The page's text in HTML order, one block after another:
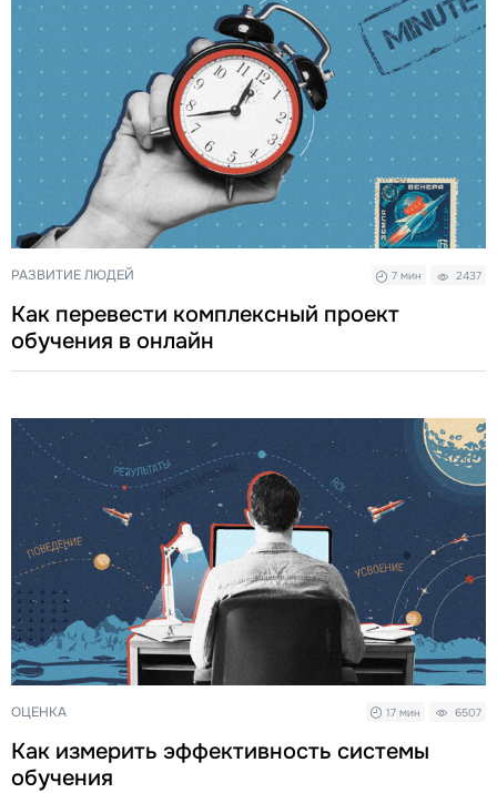
РАЗВИТИЕ ЛЮДЕЙ 7 мин 2437
Как перевести комплексный проект
обучения в онлайн
ОЦЕНКА 17 мин 6507
Как измерить эффективность системы
обучения